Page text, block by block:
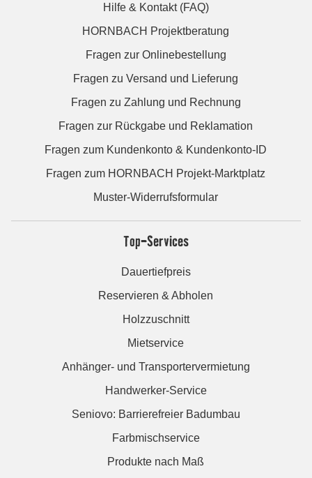
Hilfe & Kontakt (FAQ)
HORNBACH Projektberatung
Fragen zur Onlinebestellung
Fragen zu Versand und Lieferung
Fragen zu Zahlung und Rechnung
Fragen zur Rückgabe und Reklamation
Fragen zum Kundenkonto & Kundenkonto-ID
Fragen zum HORNBACH Projekt-Marktplatz
Muster-Widerrufsformular
Top-Services
Dauertiefpreis
Reservieren & Abholen
Holzzuschnitt
Mietservice
Anhänger- und Transportervermietung
Handwerker-Service
Seniovo: Barrierefreier Badumbau
Farbmischservice
Produkte nach Maß